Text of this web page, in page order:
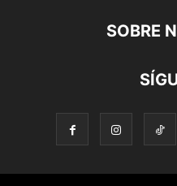
SOBRE